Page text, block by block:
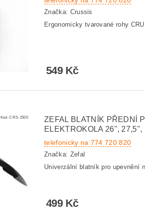
Značka: Crussis
Ergonomicky tvarované rohy
549 Kč
Kód:CRS-2500
ZEFAL BLATNÍK PŘEDNÍ
ELEKTROKOLA 26", 27,5",
telefonicky na 774 720 820
Značka: Zefal
Univerzální blatník pro upevnění
499 Kč